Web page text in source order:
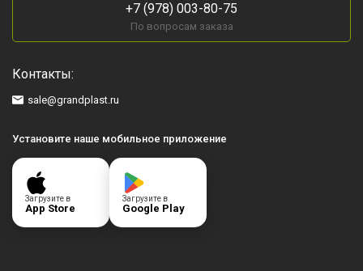
+7 (978) 003-80-75
По вопросам заказа
Контакты:
sale@grandplast.ru
Установите наше мобильное приложение
Загрузите в
App Store
Загрузите в
Google Play